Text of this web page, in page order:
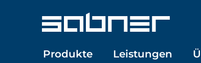
Produkte Leistungen